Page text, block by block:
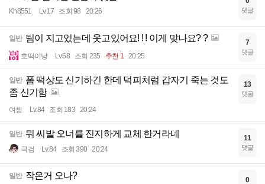
Kh8551 Lv.17 조회 98 20:26 댓글
일반 팀이 지고있는데 웃고있어요! ! ! 이게 맞나요? ?
호떡이냥 Lv.68 조회 235 추천 1 20:25
7
댓글
일반 폼 떡상도 신기하긴 한데 덕피처럼 갑자기 죽는 것도
좀 신기함
여챔 Lv.84 조회 183 20:24
13
댓글
일반 뭐 씨발 오너를 진지하게 교체 한거라네
극검 Lv.84 조회 390 20:24
11
댓글
일반 작은거 오나? 0